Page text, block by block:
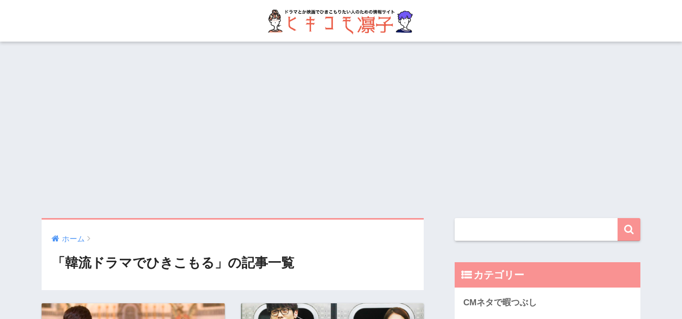
ホーム
「韓流ドラマでひきこもる」の記事一覧
カテゴリー
CMネタで暇つぶし